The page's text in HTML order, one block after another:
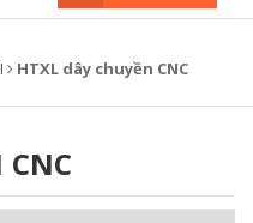
HTXL dây chuyền CNC
CNC